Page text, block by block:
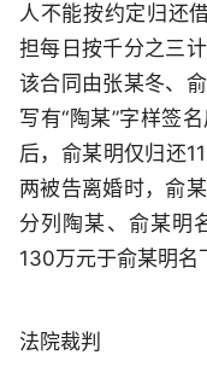
人不能按约定归还
担每日按千分之三
该合同由张某冬、
写有“陶某”字样签
后，俞某明仅归还
两被告离婚时，俞
分列陶某、俞某明
130万元于俞某明名
法院裁判